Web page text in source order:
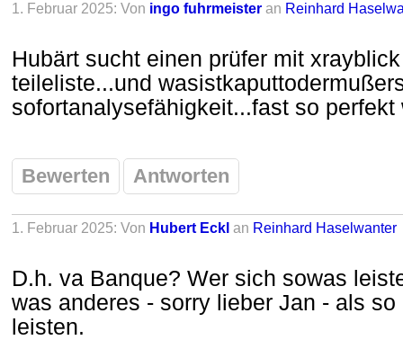
1. Februar 2025: Von ingo fuhrmeister an Reinhard
Hubärt sucht einen prüfer mit
teileliste...und
sofortanalysefähigkeit...fast so perfekt
Bewerten Antworten
1. Februar 2025: Von Hubert Eckl an Reinhard Haselwanter
D.h. va Banque? Wer sich sowas
was anderes - sorry lieber Jan - als
leisten.